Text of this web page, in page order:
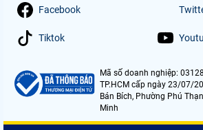
Facebook
Tiktok
Mã số doanh nghiệp:
TP.HCM cấp ngày 23/07/
Bán Bích, Phường Phú
Minh